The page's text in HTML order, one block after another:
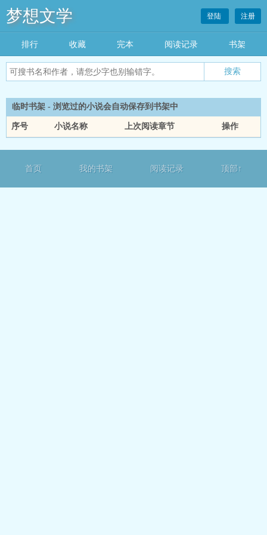
梦想文学 登陆 注册
排行 收藏 完本 阅读记录 书架
临时书架 - 浏览过的小说会自动保存到书架中
序号 小说名称 上次阅读章节 操作
首页 我的书架 阅读记录 顶部↑